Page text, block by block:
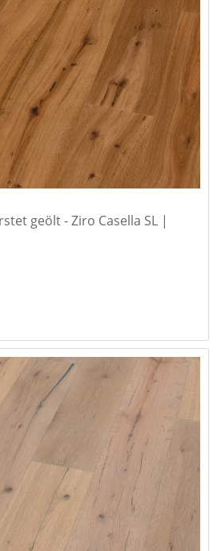
geölt - Ziro Casella SL |